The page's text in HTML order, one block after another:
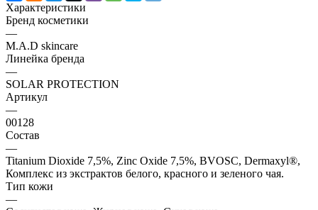
Характеристики
Бренд косметики
—
M.A.D skincare
Линейка бренда
—
SOLAR PROTECTION
Артикул
—
00128
Состав
—
Titanium Dioxide 7,5%, Zinc Oxide 7,5%, BVOSC, Dermaxyl®,
Комплекс из экстрактов белого, красного и зеленого чая.
Тип кожи
—